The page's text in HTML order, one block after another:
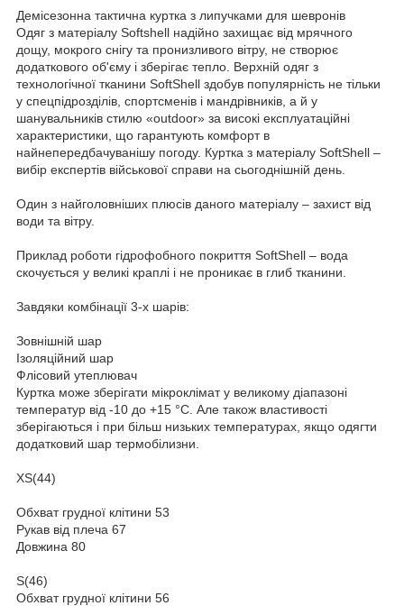
Демісезонна тактична куртка з липучками для шевронів
Одяг з матеріалу Softshell надійно захищає від мрячного
дощу, мокрого снігу та пронизливого вітру, не створює
додаткового об'єму і зберігає тепло. Верхній одяг з
технологічної тканини SoftShell здобув популярність не тільки
у спецпідрозділів, спортсменів і мандрівників, а й у
шанувальників стилю «outdoor» за високі експлуатаційні
характеристики, що гарантують комфорт в
найнепередбачуванішу погоду. Куртка з матеріалу SoftShell –
вибір експертів військової справи на сьогоднішній день.
Один з найголовніших плюсів даного матеріалу – захист від
води та вітру.
Приклад роботи гідрофобного покриття SoftShell – вода
скочується у великі краплі і не проникає в глиб тканини.
Завдяки комбінації 3-х шарів:
Зовнішній шар
Ізоляційний шар
Флісовий утеплювач
Куртка може зберігати мікроклімат у великому діапазоні
температур від -10 до +15 °С. Але також властивості
зберігаються і при більш низьких температурах, якщо одягти
додатковий шар термобілизни.
XS(44)
Обхват грудної клітини 53
Рукав від плеча 67
Довжина 80
S(46)
Обхват грудної клітини 56